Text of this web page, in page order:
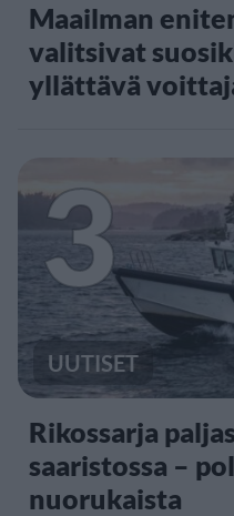
Maailman
valitsivat
yllättävä
3
UUTISET
Rikossarja
saaristossa –
nuorukaista